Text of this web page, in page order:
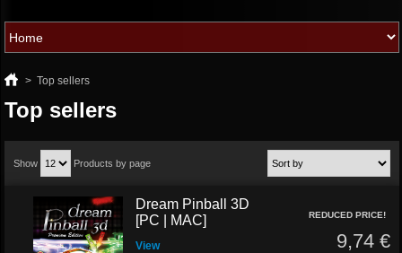
> Top sellers
Top sellers
Show Products by page
Dream Pinball 3D
[PC | MAC]
View
REDUCED PRICE!
9,74 €